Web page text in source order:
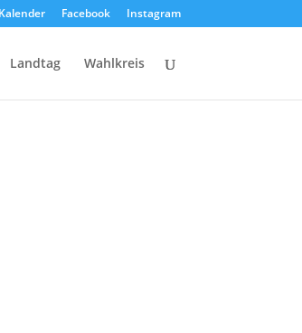
Kalender Facebook Instagram
Landtag Wahlkreis